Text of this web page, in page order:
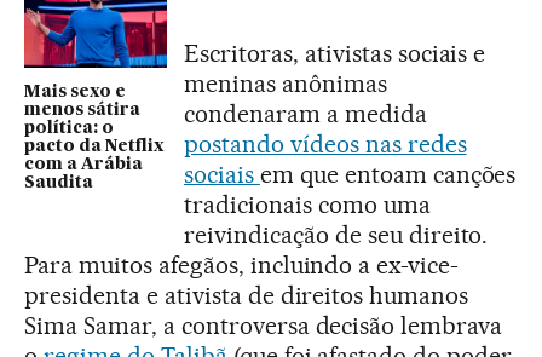
Mais sexo e
menos sátira
política: o
pacto da Netflix
com a Arábia
Saudita
Escritoras, ativistas sociais e
meninas anônimas
condenaram a medida
postando vídeos nas redes
sociais em que entoam canções
tradicionais como uma
reivindicação de seu direito.
Para muitos afegãos, incluindo a ex-vice-
presidenta e ativista de direitos humanos
Sima Samar, a controversa decisão lembrava